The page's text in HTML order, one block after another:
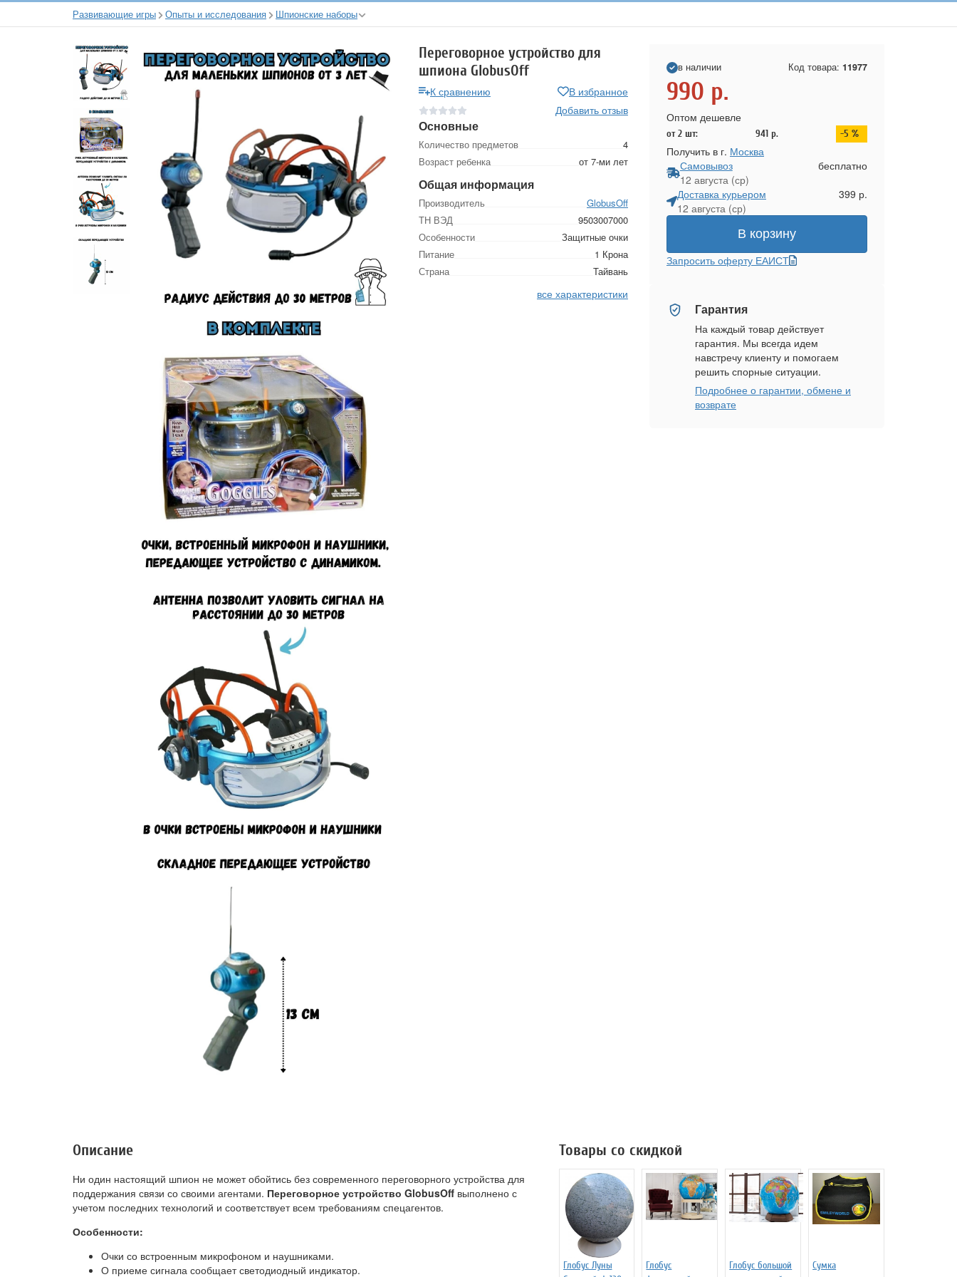
Развивающие игры Опыты и исследования Шпионские наборы
Переговорное устройство для
шпиона GlobusOff
К сравнению
В избранное
Добавить отзыв
Основные
Количество предметов
4
Возраст ребенка
от 7-ми лет
Общая информация
Производитель
GlobusOff
ТН ВЭД
9503007000
Особенности
Защитные очки
Питание
1 Крона
Страна
Тайвань
все характеристики
в наличии Код товара: 11977
990 р.
Оптом дешевле
от 2 шт: 941 р. -5 %
Получить в г. Москва
Самовывоз
12 августа (ср)
бесплатно
Доставка курьером
12 августа (ср)
399 р.
В корзину
Запросить оферту ЕАИСТ
Гарантия
На каждый товар действует
гарантия. Мы всегда идем
навстречу клиенту и помогаем
решить спорные ситуации.
Подробнее о гарантии, обмене и
возврате
Описание
Ни один настоящий шпион не может обойтись без современного переговорного устройства для
поддержания связи со своими агентами. Переговорное устройство GlobusOff выполнено с
учетом последних технологий и соответствует всем требованиям спецагентов.
Особенности:
Очки со встроенным микрофоном и наушниками.
О приеме сигнала сообщает светодиодный индикатор.
Товары со скидкой
Глобус Луны
Глобус
Глобус большой
Сумка